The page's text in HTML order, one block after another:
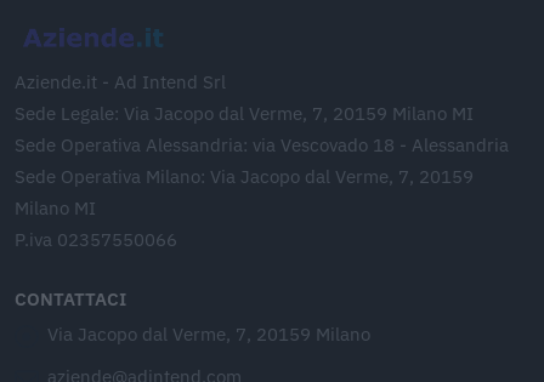
Aziende.it - Ad Intend Srl
Sede Legale: Via Jacopo dal Verme, 7, 20159 Milano MI
Sede Operativa Alessandria: via Vescovado 18 - Alessandria
Sede Operativa Milano: Via Jacopo dal Verme, 7, 20159
Milano MI
P.iva 02357550066
CONTATTACI
Via Jacopo dal Verme, 7, 20159 Milano
aziende@adintend.com